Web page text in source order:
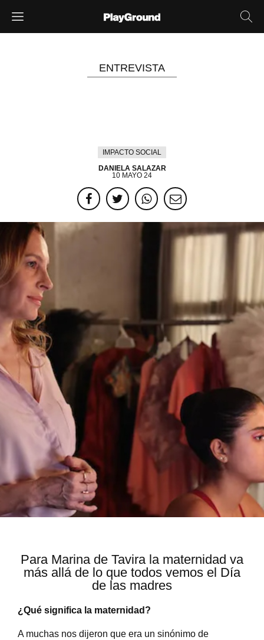
ENTREVISTA
IMPACTO SOCIAL
DANIELA SALAZAR
10 MAYO 24
Para Marina de Tavira la maternidad va
más allá de lo que todos vemos el Día
de las madres
¿Qué significa la maternidad?
A muchas nos dijeron que era un sinónimo de